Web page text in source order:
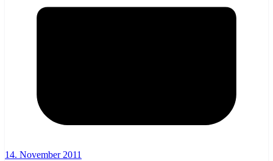
14. November 2011